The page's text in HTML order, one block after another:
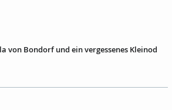
von Bondorf und ein vergessenes Kleinod
Klaraklosters und enthält neben
Miniatur: Das Bild, das Maria als